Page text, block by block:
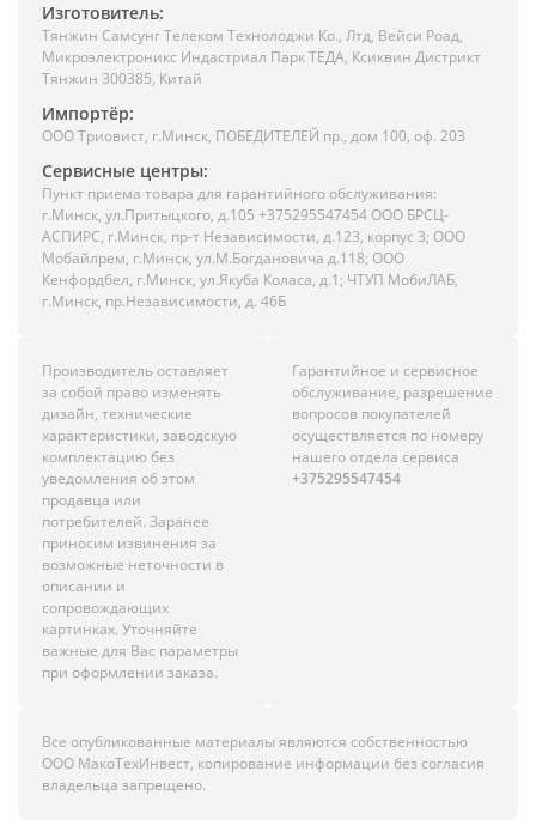
Изготовитель:
Тянжин Самсунг Телеком Технолоджи Ко., Лтд, Вейси Роад,
Микроэлектроникс Индастриал Парк ТЕДА, Ксиквин Дистрикт
Тянжин 300385, Китай
Импортёр:
ООО Триовист, г.Минск, ПОБЕДИТЕЛЕЙ пр., дом 100, оф. 203
Сервисные центры:
Пункт приема товара для гарантийного обслуживания:
г.Минск, ул.Притыцкого, д.105 +375295547454 ООО БРСЦ-
АСПИРС, г.Минск, пр-т Независимости, д.123, корпус 3; ООО
Мобайлрем, г.Минск, ул.М.Богдановича д.118; ООО
Кенфордбел, г.Минск, ул.Якуба Коласа, д.1; ЧТУП МобиЛАБ,
г.Минск, пр.Независимости, д. 46Б
Производитель оставляет
за собой право изменять
дизайн, технические
характеристики, заводскую
комплектацию без
уведомления об этом
продавца или
потребителей. Заранее
приносим извинения за
возможные неточности в
описании и
сопровождающих
картинках. Уточняйте
важные для Вас параметры
при оформлении заказа.
Гарантийное и сервисное
обслуживание, разрешение
вопросов покупателей
осуществляется по номеру
нашего отдела сервиса
+375295547454
Все опубликованные материалы являются собственностью
ООО МакоТехИнвест, копирование информации без согласия
владельца запрещено.